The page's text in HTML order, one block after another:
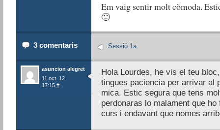
Em vaig sentir molt còmoda.
🙂
3 comentaris Sessió 1a
asuncion alegret
11 oct. 12
17:15 #
Hola Lourdes, he vis el teu
tingues paciencia per arrivar al
mica. Estic segura que tens
perdonaras lo malament que
curs i endavant que nomes